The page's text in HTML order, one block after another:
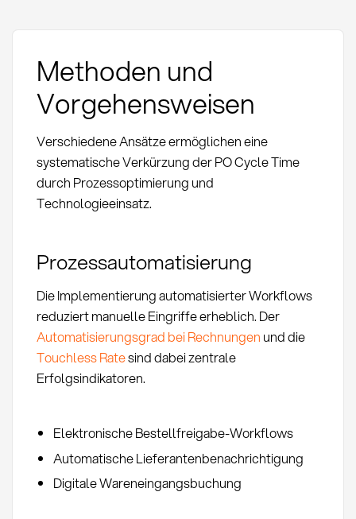
Methoden und
Vorgehensweisen
Verschiedene Ansätze ermöglichen eine
systematische Verkürzung der PO Cycle Time
durch Prozessoptimierung und
Technologieeinsatz.
Prozessautomatisierung
Die Implementierung automatisierter Workflows
reduziert manuelle Eingriffe erheblich. Der
Automatisierungsgrad bei Rechnungen und die
Touchless Ratesind dabei zentrale
Erfolgsindikatoren.
Elektronische Bestellfreigabe-Workflows
Automatische Lieferantenbenachrichtigung
Digitale Wareneingangsbuchung